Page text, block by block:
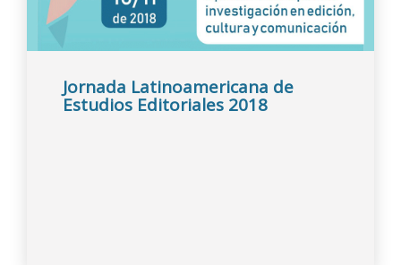
Jornada Latinoamericana de
Estudios Editoriales 2018